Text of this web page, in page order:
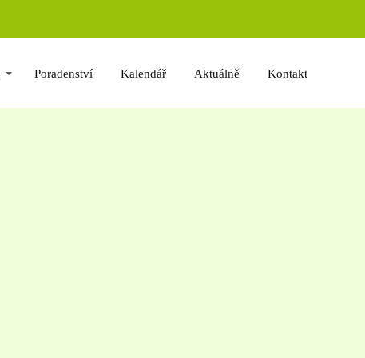
Poradenství Kalendář Aktuálně Kontakt